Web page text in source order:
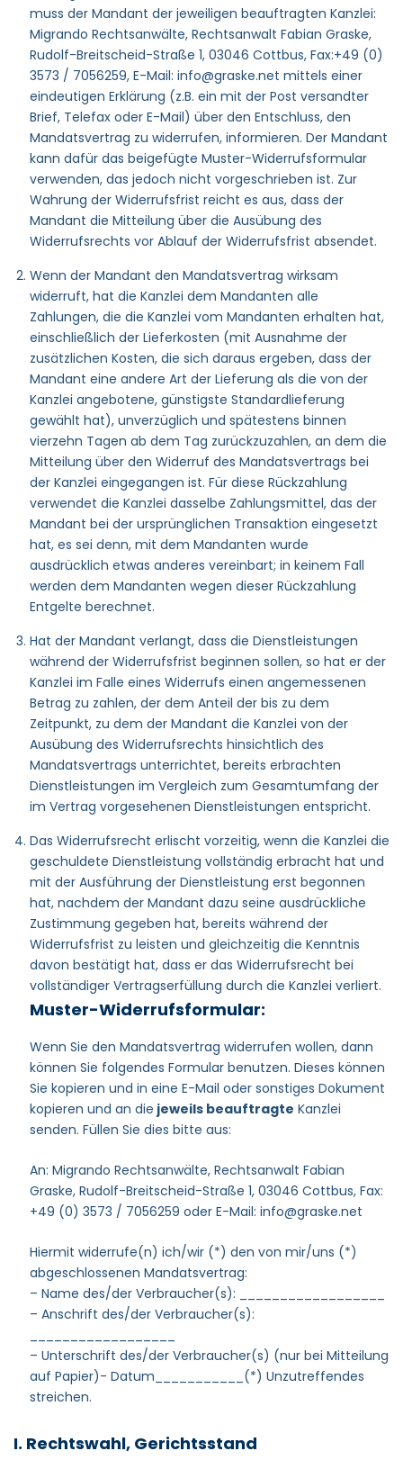
muss der Mandant der jeweiligen beauftragten Kanzlei:
Migrando Rechtsanwälte, Rechtsanwalt Fabian Graske,
Rudolf-Breitscheid-Straße 1, 03046 Cottbus, Fax:+49 (0)
3573 / 7056259, E-Mail: info@graske.net mittels einer
eindeutigen Erklärung (z.B. ein mit der Post versandter
Brief, Telefax oder E-Mail) über den Entschluss, den
Mandatsvertrag zu widerrufen, informieren. Der Mandant
kann dafür das beigefügte Muster-Widerrufsformular
verwenden, das jedoch nicht vorgeschrieben ist. Zur
Wahrung der Widerrufsfrist reicht es aus, dass der
Mandant die Mitteilung über die Ausübung des
Widerrufsrechts vor Ablauf der Widerrufsfrist absendet.
Wenn der Mandant den Mandatsvertrag wirksam
widerruft, hat die Kanzlei dem Mandanten alle
Zahlungen, die die Kanzlei vom Mandanten erhalten hat,
einschließlich der Lieferkosten (mit Ausnahme der
zusätzlichen Kosten, die sich daraus ergeben, dass der
Mandant eine andere Art der Lieferung als die von der
Kanzlei angebotene, günstigste Standardlieferung
gewählt hat), unverzüglich und spätestens binnen
vierzehn Tagen ab dem Tag zurückzuzahlen, an dem die
Mitteilung über den Widerruf des Mandatsvertrags bei
der Kanzlei eingegangen ist. Für diese Rückzahlung
verwendet die Kanzlei dasselbe Zahlungsmittel, das der
Mandant bei der ursprünglichen Transaktion eingesetzt
hat, es sei denn, mit dem Mandanten wurde
ausdrücklich etwas anderes vereinbart; in keinem Fall
werden dem Mandanten wegen dieser Rückzahlung
Entgelte berechnet.
Hat der Mandant verlangt, dass die Dienstleistungen
während der Widerrufsfrist beginnen sollen, so hat er der
Kanzlei im Falle eines Widerrufs einen angemessenen
Betrag zu zahlen, der dem Anteil der bis zu dem
Zeitpunkt, zu dem der Mandant die Kanzlei von der
Ausübung des Widerrufsrechts hinsichtlich des
Mandatsvertrags unterrichtet, bereits erbrachten
Dienstleistungen im Vergleich zum Gesamtumfang der
im Vertrag vorgesehenen Dienstleistungen entspricht.
Das Widerrufsrecht erlischt vorzeitig, wenn die Kanzlei die
geschuldete Dienstleistung vollständig erbracht hat und
mit der Ausführung der Dienstleistung erst begonnen
hat, nachdem der Mandant dazu seine ausdrückliche
Zustimmung gegeben hat, bereits während der
Widerrufsfrist zu leisten und gleichzeitig die Kenntnis
davon bestätigt hat, dass er das Widerrufsrecht bei
vollständiger Vertragserfüllung durch die Kanzlei verliert.
Muster-Widerrufsformular:
Wenn Sie den Mandatsvertrag widerrufen wollen, dann
können Sie folgendes Formular benutzen. Dieses können
Sie kopieren und in eine E-Mail oder sonstiges Dokument
kopieren und an die jeweils beauftragte Kanzlei
senden. Füllen Sie dies bitte aus:
An: Migrando Rechtsanwälte, Rechtsanwalt Fabian
Graske, Rudolf-Breitscheid-Straße 1, 03046 Cottbus, Fax:
+49 (0) 3573 / 7056259 oder E-Mail: info@graske.net
Hiermit widerrufe(n) ich/wir (*) den von mir/uns (*)
abgeschlossenen Mandatsvertrag:
– Name des/der Verbraucher(s): __________________
– Anschrift des/der Verbraucher(s):
– Unterschrift des/der Verbraucher(s) (nur bei Mitteilung
auf Papier)- Datum___________(*) Unzutreffendes
streichen.
I. Rechtswahl, Gerichtsstand